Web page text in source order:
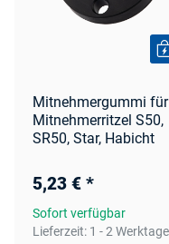
Mitnehmergummi für
Mitnehmerritzel S50,
SR50, Star, Habicht
5,23 € *
Sofort verfügbar
Lieferzeit: 1 - 2 Werktage